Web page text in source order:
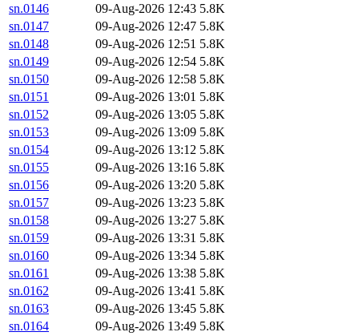
sn.0146
09-Aug-2026 12:43 5.8K
sn.0147
09-Aug-2026 12:47 5.8K
sn.0148
09-Aug-2026 12:51 5.8K
sn.0149
09-Aug-2026 12:54 5.8K
sn.0150
09-Aug-2026 12:58 5.8K
sn.0151
09-Aug-2026 13:01 5.8K
sn.0152
09-Aug-2026 13:05 5.8K
sn.0153
09-Aug-2026 13:09 5.8K
sn.0154
09-Aug-2026 13:12 5.8K
sn.0155
09-Aug-2026 13:16 5.8K
sn.0156
09-Aug-2026 13:20 5.8K
sn.0157
09-Aug-2026 13:23 5.8K
sn.0158
09-Aug-2026 13:27 5.8K
sn.0159
09-Aug-2026 13:31 5.8K
sn.0160
09-Aug-2026 13:34 5.8K
sn.0161
09-Aug-2026 13:38 5.8K
sn.0162
09-Aug-2026 13:41 5.8K
sn.0163
09-Aug-2026 13:45 5.8K
sn.0164
09-Aug-2026 13:49 5.8K